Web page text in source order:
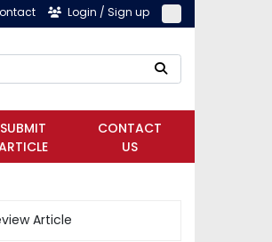
Login / Sign up
SUBMIT
CONTACT
US
Article